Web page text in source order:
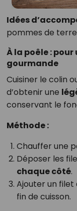
Idées
pommes de
À la poêle :
gourmande
Cuisiner le colin
d’obtenir une
conservant le
Méthode :
Chauffer une
Déposer les
chaque côté.
Ajouter un
fin de cuisson.